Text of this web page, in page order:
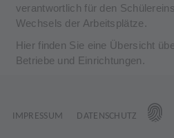
verantwortlich für den
Wechsels der Arbeitsplätze.
Hier finden Sie eine Übersicht
Betriebe und Einrichtungen.
IMPRESSUM DATENSCHUTZ